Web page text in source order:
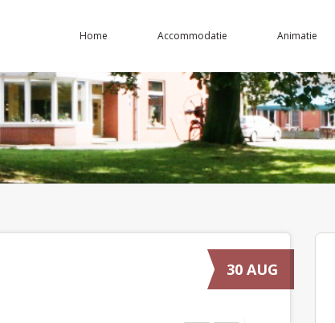
Home Accommodatie Animatie
30 AUG